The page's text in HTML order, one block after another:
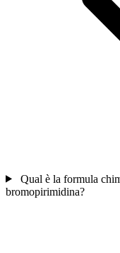
Qual è la formula
bromopirimidina?